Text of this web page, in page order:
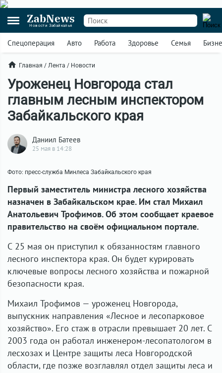
ZabNews
Новости Забайкалья
Спецоперация Авто Работа Здоровье Семья
Главная / Лента / Новости
Уроженец Новгорода стал
главным лесным инспектором
Забайкальского края
Даниил Батеев
25 мая в 14:28
Фото: пресс-служба Минлеса Забайкальского края
Первый заместитель министра лесного хозяйства
назначен в Забайкальском крае. Им стал Михаил
Анатольевич Трофимов. Об этом сообщает краевое
правительство на своём официальном портале.
С 25 мая он приступил к обязанностям главного
лесного инспектора края. Он будет курировать
ключевые вопросы лесного хозяйства и пожарной
безопасности края.
Михаил Трофимов — уроженец Новгорода,
выпускник направления «Лесное и лесопарковое
хозяйство». Его стаж в отрасли превышает 20 лет. С
2003 года он работал инженером-лесопатологом в
лесхозах и Центре защиты леса Новгородской
области, где позже возглавлял отдел защиты леса и